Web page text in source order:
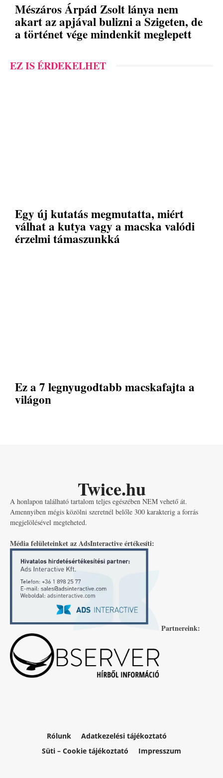
Mészáros Árpád Zsolt lánya nem
akart az apjával bulizni a Szigeten, de
a történet vége mindenkit meglepett
EZ IS ÉRDEKELHET
Egy új kutatás megmutatta, miért
válhat a kutya vagy a macska valódi
érzelmi támaszunkká
Ez a 7 legnyugodtabb macskafajta a
világon
Twice.hu
A honlapon található tartalom teljes egészében NEM vehető át.
Amennyiben mégis közölni szeretnél belőle 300 karakterig a forrás
megjelölésével megteheted.
Média felületeinket az AdsInteractive értékesíti:
Partnereink:
Rólunk
Adatkezelési tájékoztató
Süti – Cookie tájékoztató
Impresszum